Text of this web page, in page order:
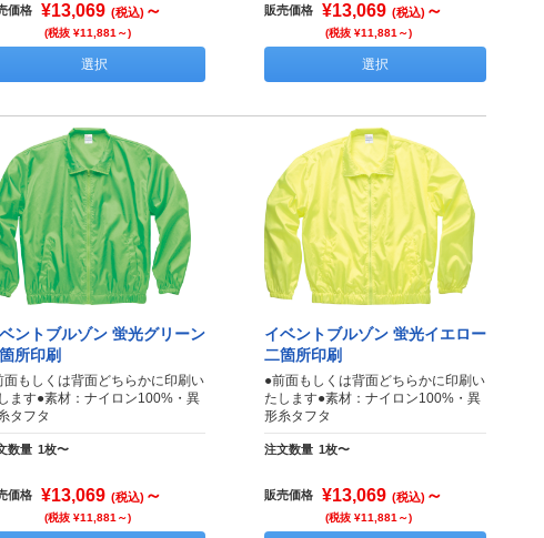
価格 ¥13,069 (税込) ～
(税抜 ¥11,881～)
選択
販売価格 ¥13,069 (税込) ～
(税抜 ¥11,881～)
選択
ントブルゾン 蛍光グリーン
所印刷
面もしくは背面どちらかに印刷い
ます●素材：ナイロン100%・異
タフタ
数量 1枚〜
価格 ¥13,069 (税込) ～
(税抜 ¥11,881～)
イベントブルゾン 蛍光イエロー
二箇所印刷
●前面もしくは背面どちらかに印刷い
たします●素材：ナイロン100%・異
形糸タフタ
注文数量 1枚〜
販売価格 ¥13,069 (税込) ～
(税抜 ¥11,881～)